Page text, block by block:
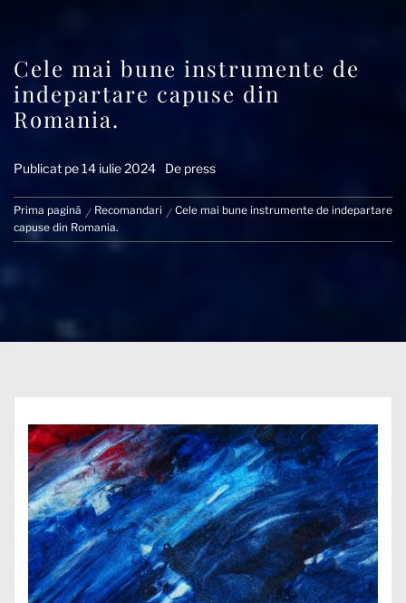
Cele mai bune instrumente de
indepartare capuse din
Romania.
Publicat pe14 iulie 2024 De press
Prima pagină Recomandari
Cele mai bune instrumente de indepartare
capuse din Romania.